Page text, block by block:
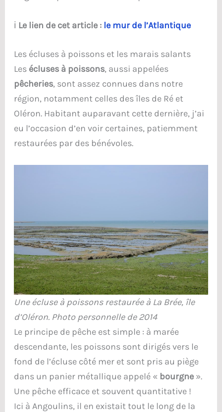
ℹ️ Le lien de cet article : le mur de l’Atlantique
Les écluses à poissons et les marais salants
Les écluses à poissons, aussi appelées
pêcheries, sont assez connues dans notre
région, notamment celles des îles de Ré et
Oléron. Habitant auparavant cette dernière, j’ai
eu l’occasion d’en voir certaines, patiemment
restaurées par des bénévoles.
Une écluse à poissons restaurée à La Brée, île
d’Oléron. Photo personnelle de 2014
Le principe de pêche est simple : à marée
descendante, les poissons sont dirigés vers le
fond de l’écluse côté mer et sont pris au piège
dans un panier métallique appelé « bourgne ».
Une pêche efficace et souvent quantitative !
Ici à Angoulins, il en existait tout le long de la